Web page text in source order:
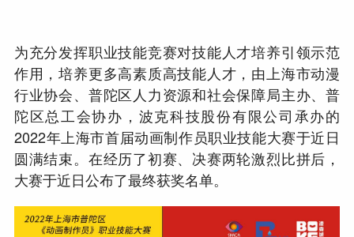
为充分发挥职业技能竞赛对技能人才培养引领示范
作用，培养更多高素质高技能人才，由上海市动漫
行业协会、普陀区人力资源和社会保障局主办、普
陀区总工会协办，波克科技股份有限公司承办的
2022年上海市首届动画制作员职业技能大赛于近日
圆满结束。在经历了初赛、决赛两轮激烈比拼后，
大赛于近日公布了最终获奖名单。